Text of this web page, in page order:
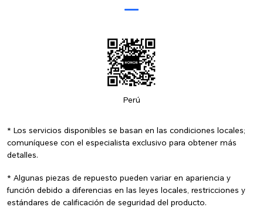
Perú
* Los servicios disponibles se basan en las condiciones locales;
comuníquese con el especialista exclusivo para obtener más
detalles.
* Algunas piezas de repuesto pueden variar en apariencia y
función debido a diferencias en las leyes locales, restricciones y
estándares de calificación de seguridad del producto.